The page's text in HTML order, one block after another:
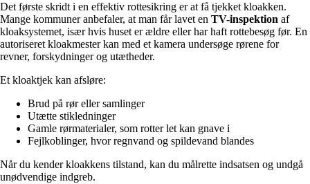
Det første skridt i en effektiv rottesikring er at få tjekket kloakken.
Mange kommuner anbefaler, at man får lavet en TV-inspektion af
kloaksystemet, især hvis huset er ældre eller har haft rottebesøg før. En
autoriseret kloakmester kan med et kamera undersøge rørene for
revner, forskydninger og utætheder.
Et kloaktjek kan afsløre:
Brud på rør eller samlinger
Utætte stikledninger
Gamle rørmaterialer, som rotter let kan gnave i
Fejlkoblinger, hvor regnvand og spildevand blandes
Når du kender kloakkens tilstand, kan du målrette indsatsen og undgå
unødvendige indgreb.